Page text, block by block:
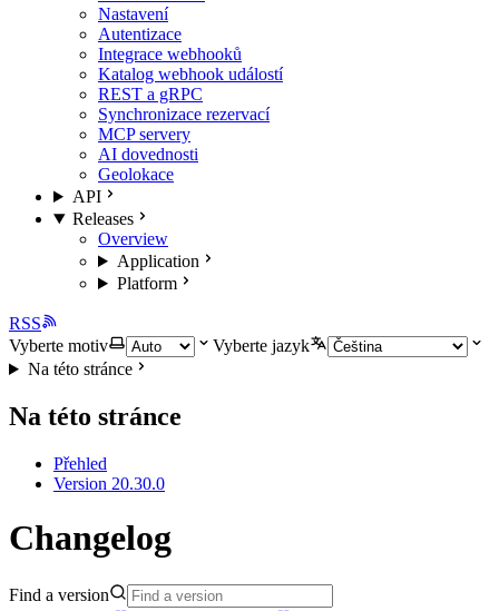
Nastavení
Autentizace
Integrace webhooků
Katalog webhook událostí
REST a gRPC
Synchronizace rezervací
MCP servery
AI dovednosti
Geolokace
API
Releases
Overview
Application
Platform
RSS
Vyberte motiv
Vyberte jazyk
Na této stránce
Na této stránce
Přehled
Version 20.30.0
Changelog
Find a version